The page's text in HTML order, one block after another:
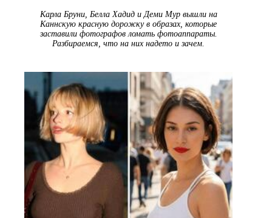
Карла Бруни, Белла Хадид и Деми Мур вышли на
Каннскую красную дорожку в образах, которые
заставили фотографов ломать фотоаппараты.
Разбираемся, что на них надето и зачем.